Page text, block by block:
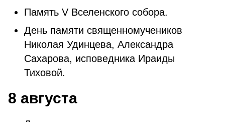
Память V Вселенского собора.
День памяти священномучеников
Николая Удинцева, Александра
Сахарова, исповедника Ираиды
Тиховой.
8 августа